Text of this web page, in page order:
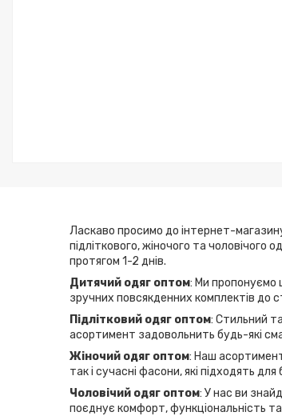
Ласкаво просимо до інтернет-
підліткового, жіночого та
протягом 1-2 днів.
Дитячий одяг оптом: Ми пропонуємо
зручних повсякденних комплектів до
Підлітковий одяг оптом: Стильний
асортимент задовольнить будь-які
Жіночий одяг оптом: Наш асортимент
так і сучасні фасони, які підходять
Чоловічий одяг оптом: У нас ви
поєднує комфорт, функціональність